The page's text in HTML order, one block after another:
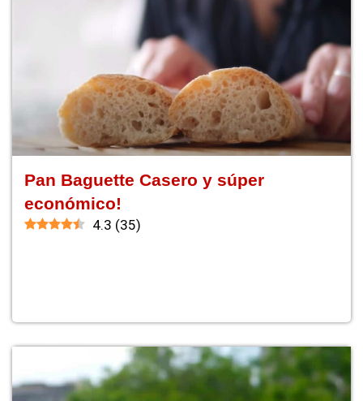
Pan Baguette Casero y súper
económico!
4.3 (35)